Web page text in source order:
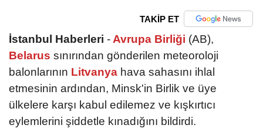
TAKİP ET
İstanbul Haberleri -Avrupa Birliği (AB),
Belarus sınırından gönderilen meteoroloji
balonlarının Litvanya hava sahasını ihlal
etmesinin ardından, Minsk'in Birlik ve üye
ülkelere karşı kabul edilemez ve kışkırtıcı
eylemlerini şiddetle kınadığını bildirdi.